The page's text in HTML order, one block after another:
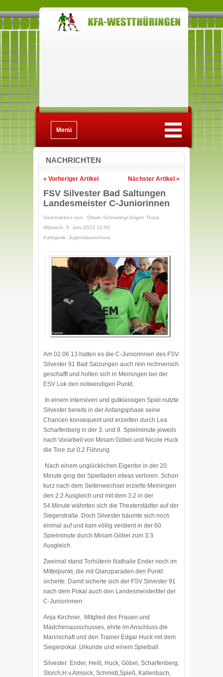
Menü
NACHRICHTEN
Nächster Artikel »
« Vorheriger Artikel
FSV Silvester Bad Saltungen
Landesmeister C-Juniorinnen
Geschrieben von: Ortwin Schmeling/Jürgen Thara
Mittwoch, 5. Juni 2013 10:50
Kategorie: Jugendausschuss
Am 02.06.13 hatten es die C-Juniorinnen des FSV
Silvester 91 Bad Salzungen auch rein rechnerisch
geschafft und holten sich in Meiningen bei der
ESV Lok den notwendigen Punkt.
In einem intensiven und gutklassigen Spiel nutzte
Silvester bereits in der Anfangsphase seine
Chancen konsequent und erzielten durch Lea
Scharfenberg in der 3. und 8. Spielminute jeweils
nach Vorarbeit von Miriam Göbel und Nicole Huck
die Tore zur 0:2 Führung.
Nach einem unglücklichen Eigentor in der 20.
Minute ging der Spielfaden etwas verloren. Schon
kurz nach dem Seitenwechsel erzielte Meiningen
den 2:2 Ausgleich und mit dem 3:2 in der
54.Minute wähnten sich die Theaterstädter auf der
Siegerstraße. Doch Silvester bäumte sich noch
einmal auf und kam völlig verdient in der 60.
Spielminute durch Miriam Göbel zum 3:3
Ausgleich.
Zweimal stand Torhüterin Nathalie Ender noch im
Mittelpunkt, die mit Glanzparaden den Punkt
sicherte. Damit sicherte sich der FSV Silvester 91
nach dem Pokal auch den Landesmeistertitel der
C-Juniorinnen.
Anja Kirchner, Mitglied des Frauen und
Mädchenausschusses, ehrte im Anschluss die
Mannschaft und den Trainer Edgar Huck mit dem
Siegerpokal ,Urkunde und einem Spielball.
Silvester: Ender, Heiß, Huck, Göbel, Scharfenberg,
Storch,H.v.Almsick, Schmidt,Spieß, Kallenbach,